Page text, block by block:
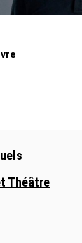
Théâtre